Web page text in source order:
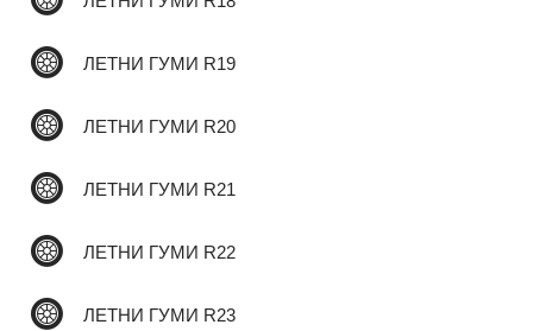
ЛЕТНИ ГУМИ R19
ЛЕТНИ ГУМИ R20
ЛЕТНИ ГУМИ R21
ЛЕТНИ ГУМИ R22
ЛЕТНИ ГУМИ R23